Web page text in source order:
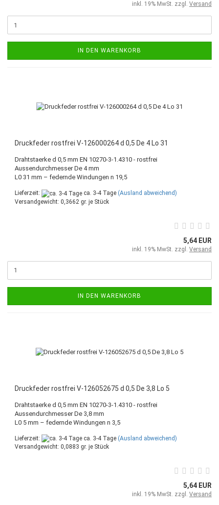
inkl. 19% MwSt. zzgl. Versand
IN DEN WARENKORB
Druckfeder rostfrei V-126000264 d 0,5 De 4 Lo 31
Drahtstaerke d 0,5 mm EN 10270-3-1.4310 - rostfrei
Aussendurchmesser De 4 mm
L0 31 mm – federnde Windungen n 19,5
Lieferzeit: ca. 3-4 Tage (Ausland abweichend)
Versandgewicht: 0,3662 gr. je Stück
5,64 EUR
inkl. 19% MwSt. zzgl. Versand
IN DEN WARENKORB
Druckfeder rostfrei V-126052675 d 0,5 De 3,8 Lo 5
Drahtstaerke d 0,5 mm EN 10270-3-1.4310 - rostfrei
Aussendurchmesser De 3,8 mm
L0 5 mm – federnde Windungen n 3,5
Lieferzeit: ca. 3-4 Tage (Ausland abweichend)
Versandgewicht: 0,0883 gr. je Stück
5,64 EUR
inkl. 19% MwSt. zzgl. Versand